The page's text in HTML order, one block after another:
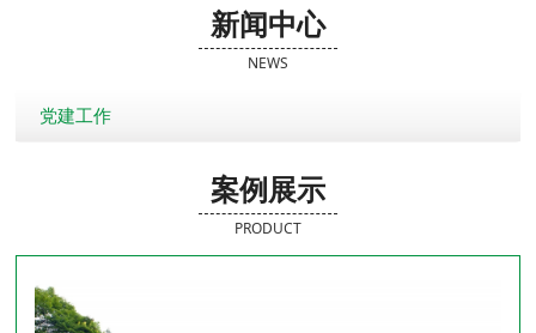
新闻中心
NEWS
党建工作
案例展示
PRODUCT